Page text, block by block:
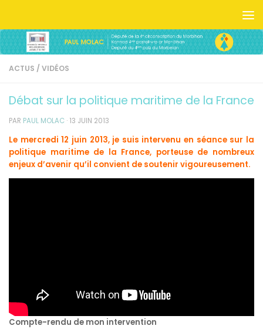
ACTUS / VIDÉOS
Débat sur la politique maritime de la France
PAR PAUL MOLAC · 13 JUIN 2013
Le mercredi 12 juin 2013, je suis intervenu en séance sur la
politique maritime de la France, porteuse de nombreux
enjeux d’avenir qu’il convient de soutenir vigoureusement.
Compte-rendu de mon intervention